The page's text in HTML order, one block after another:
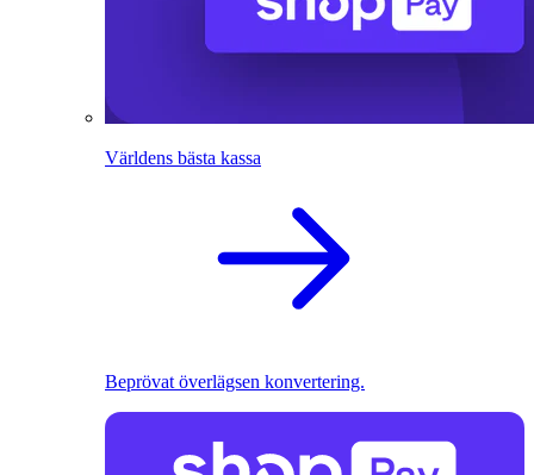
Världens bästa kassa
Beprövat överlägsen konvertering.